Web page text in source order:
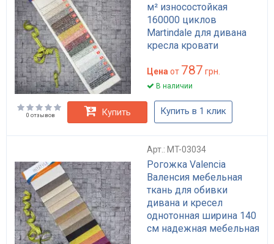
м² износостойкая
160000 циклов
Martindale для дивана
кресла кровати
Цена от 787 грн.
В наличии
0 отзывов Купить Купить в 1 клик
Арт.: MT-03034
Рогожка Valencia
Валенсия мебельная
ткань для обивки
дивана и кресел
однотонная ширина 140
см надежная мебельная